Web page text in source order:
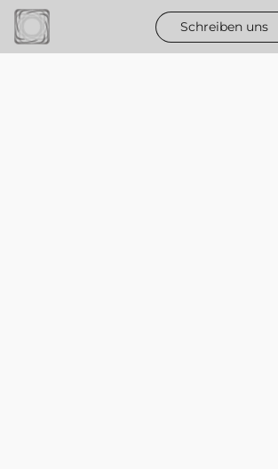
Schreiben uns